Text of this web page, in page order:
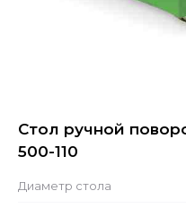
Стол ручной
500-110
Диаметр стола